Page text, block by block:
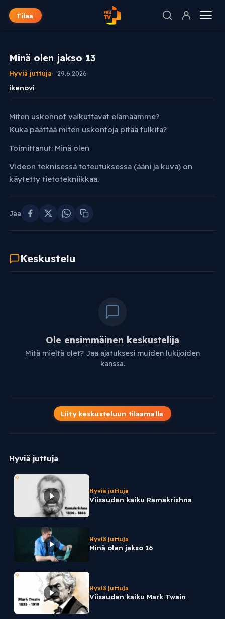
Tilaa
Minä olen jakso 13
Hyviä juttuja 29.6.2026
ikenovi
Miten uskonnot vaikuttavat elämäämme?
Kuka päättää miten uskontoja pitää tulkita?
Toimittanut: Minä olen
Videon teknisessä toteutuksessa (ääni ja kuva) on
käytetty tietotekniikkaa.
Jaa
Keskustelu
Ole ensimmäinen keskustelija
Mitä mieltä olet? Jaa ajatuksesi muiden lukijoiden
kanssa.
Liity keskusteluun tilaamalla
Hyviä juttuja
Hyviä juttuja
Viisauden kaiku Ramakrishna
Hyviä juttuja
Minä olen jakso 16
Hyviä juttuja
Viisauden kaiku Mark Twain